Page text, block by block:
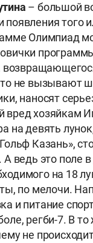
– большой
появления того
Олимпиад
не вызывают
наносят
вред хозяйкам
на девять
Казань»,
ведь это поле
на 18
по мелочи.
и питание
регби-7. В
не